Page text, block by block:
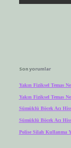
Son yorumlar
Yakın Fiziksel Temas
Yakın Fiziksel Temas
Sümüklü Böcek Acı
Sümüklü Böcek Acı
Polise Silah Kullanma